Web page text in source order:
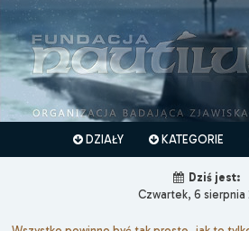
DZIAŁY KATEGORIE
Dziś jest:
Czwartek, 6 sierpnia